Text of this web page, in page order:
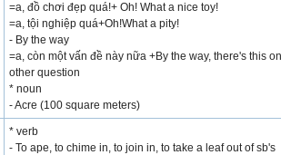
=a, đồ chơi đẹp quá!+ Oh! What a nice toy!
=a, tội nghiệp quá+Oh!What a pity!
- By the way
=a, còn một vấn đề này nữa +By the way, there's this
other question
* noun
- Acre (100 square meters)
* verb
- To ape, to chime in, to join in, to take a leaf out of sb's